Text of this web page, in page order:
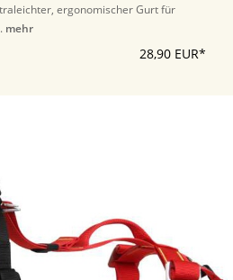
ergonomischer Gurt für
mehr
28,90 EUR*